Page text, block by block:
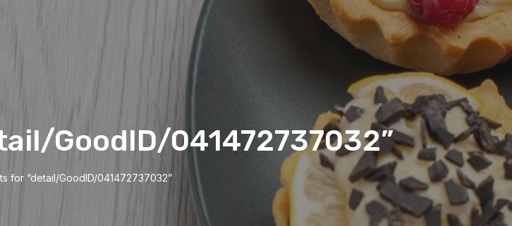
GoodID/041472737032”
for “detail/GoodID/041472737032”